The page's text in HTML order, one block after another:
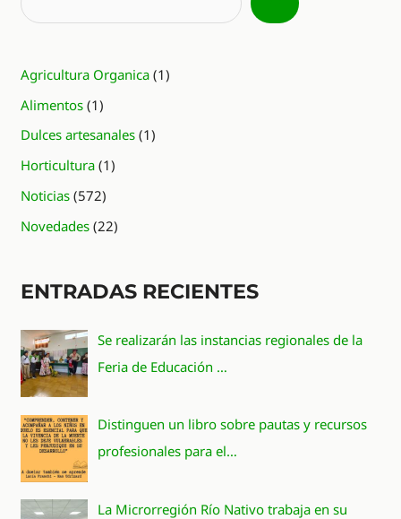
A
Agricultura Organica (1)
Alimentos (1)
Dulces artesanales (1)
Horticultura (1)
Noticias (572)
Novedades (22)
ENTRADAS RECIENTES
Se realizarán las instancias regionales de la
Feria de Educación …
Distinguen un libro sobre pautas y recursos
profesionales para el…
La Microrregión Río Nativo trabaja en su